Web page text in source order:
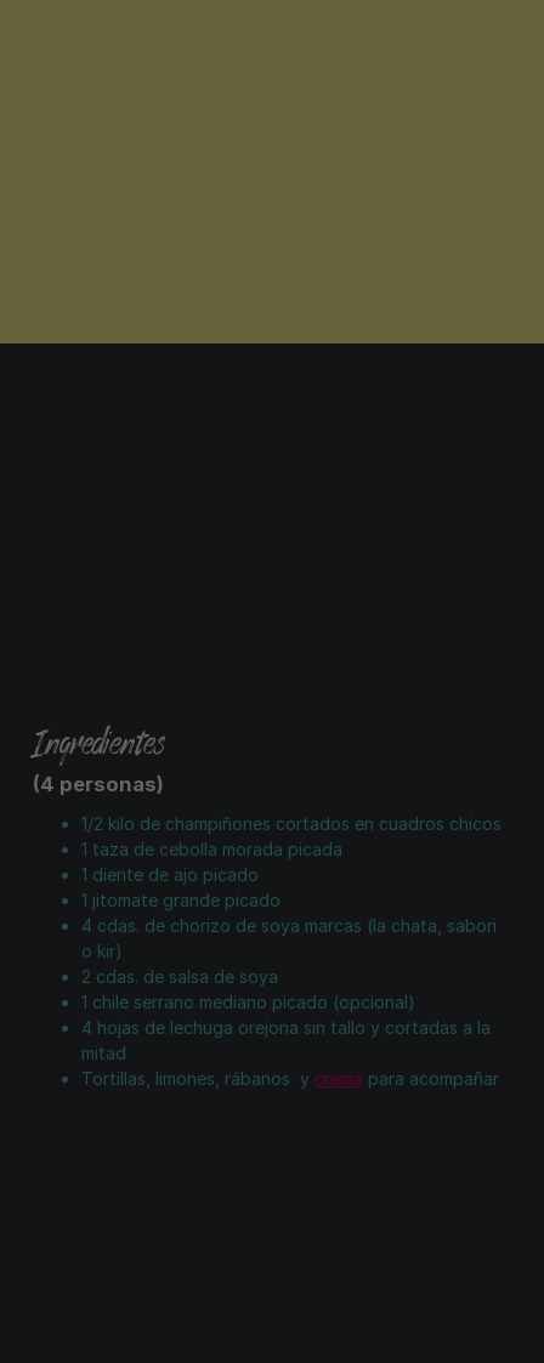
Ingredientes
(4 personas)
1/2 kilo de champiñones cortados en cuadros chicos
1 taza de cebolla morada picada
1 diente de ajo picado
1 jitomate grande picado
4 cdas. de chorizo de soya marcas (la chata, sabori
o kir)
2 cdas. de salsa de soya
1 chile serrano mediano picado (opcional)
4 hojas de lechuga orejona sin tallo y cortadas a la
mitad
Tortillas, limones, rábanos y crema para acompañar